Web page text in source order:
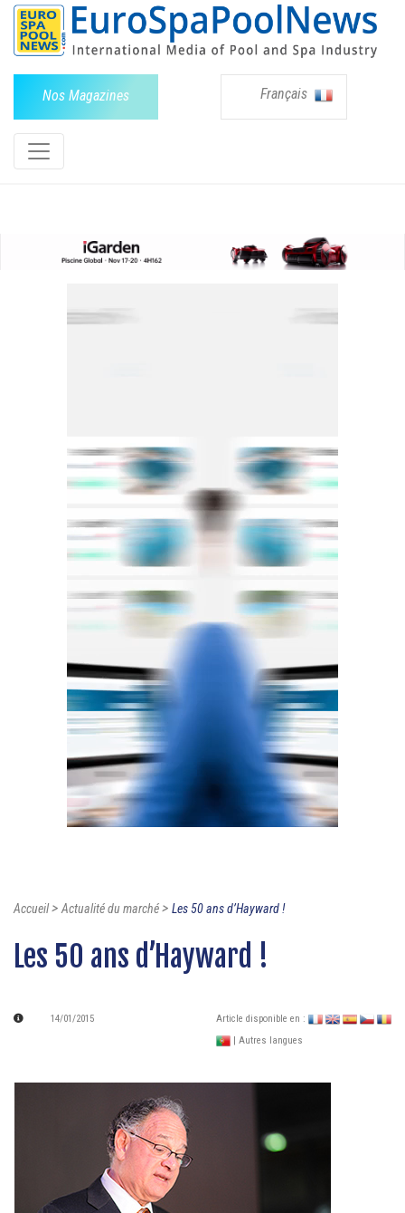
Nos Magazines Français
Accueil>Actualité du marché> Les 50 ans d’Hayward !
Les 50 ans d’Hayward !
14/01/2015
Article disponible en :
| Autres langues